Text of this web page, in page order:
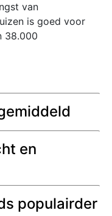
van
is goed voor
38.000
en
populairder